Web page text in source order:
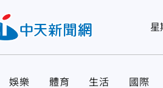
星
娛樂 體育 生活 國際